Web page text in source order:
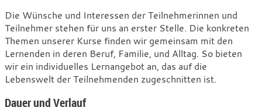
Die Wünsche und Interessen der Teilnehmerinnen und
Teilnehmer stehen für uns an erster Stelle. Die konkreten
Themen unserer Kurse finden wir gemeinsam mit den
Lernenden in deren Beruf, Familie, und Alltag. So bieten
wir ein individuelles Lernangebot an, das auf die
Lebenswelt der Teilnehmenden zugeschnitten ist.
Dauer und Verlauf